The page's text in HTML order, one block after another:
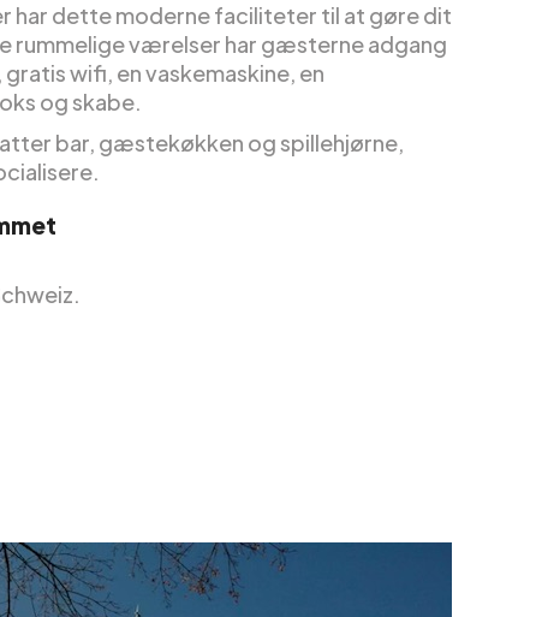
har dette moderne faciliteter til at gøre dit
rummelige værelser har gæsterne adgang
wifi, en vaskemaskine, en
og skabe.
bar, gæstekøkken og spillehjørne,